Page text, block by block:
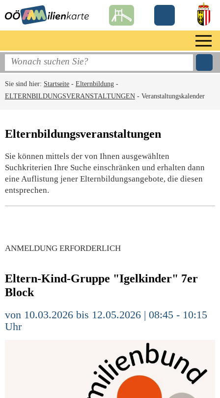
Sie sind hier: Startseite - Elternbildung -
ELTERNBILDUNGSVERANSTALTUNGEN - Veranstaltungskalender
Elternbildungsveranstaltungen
Sie können mittels der von Ihnen ausgewählten
Suchkriterien Ihre Suche einschränken und erhalten dann
eine Auflistung jener Elternbildungsangebote, die diesen
entsprechen.
ANMELDUNG ERFORDERLICH
Eltern-Kind-Gruppe "Igelkinder" 7er
Block
von 10.03.2026 bis 12.05.2026 | 08:45 - 10:15
Uhr